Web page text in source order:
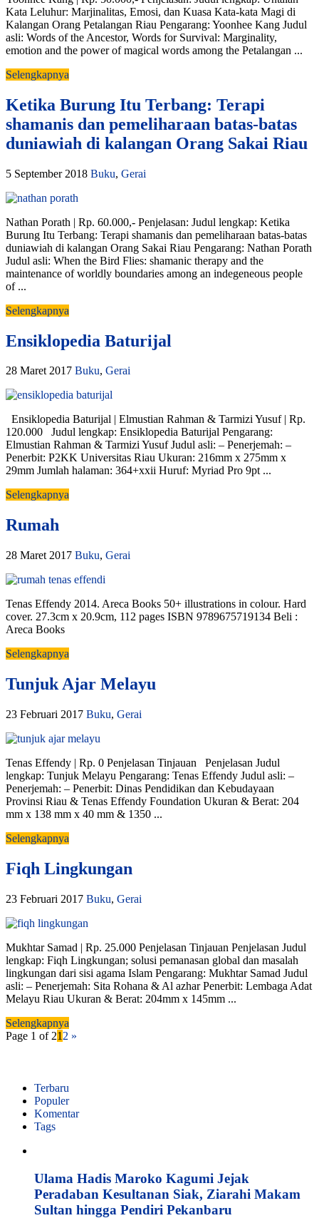
Kata Leluhur: Marjinalitas, Emosi, dan Kuasa Kata-kata Magi di
Kalangan Orang Petalangan Riau Pengarang: Yoonhee Kang Judul
asli: Words of the Ancestor, Words for Survival: Marginality,
emotion and the power of magical words among the Petalangan ...
Selengkapnya
Ketika Burung Itu Terbang: Terapi
shamanis dan pemeliharaan batas-batas
duniawiah di kalangan Orang Sakai Riau
5 September 2018 Buku, Gerai
Nathan Porath | Rp. 60.000,- Penjelasan: Judul lengkap: Ketika
Burung Itu Terbang: Terapi shamanis dan pemeliharaan batas-batas
duniawiah di kalangan Orang Sakai Riau Pengarang: Nathan Porath
Judul asli: When the Bird Flies: shamanic therapy and the
maintenance of worldly boundaries among an indegeneous people
of ...
Selengkapnya
Ensiklopedia Baturijal
28 Maret 2017 Buku, Gerai
Ensiklopedia Baturijal | Elmustian Rahman & Tarmizi Yusuf | Rp.
120.000 Judul lengkap: Ensiklopedia Baturijal Pengarang:
Elmustian Rahman & Tarmizi Yusuf Judul asli: – Penerjemah: –
Penerbit: P2KK Universitas Riau Ukuran: 216mm x 275mm x
29mm Jumlah halaman: 364+xxii Huruf: Myriad Pro 9pt ...
Selengkapnya
Rumah
28 Maret 2017 Buku, Gerai
Tenas Effendy 2014. Areca Books 50+ illustrations in colour. Hard
cover. 27.3cm x 20.9cm, 112 pages ISBN 9789675719134 Beli :
Areca Books
Selengkapnya
Tunjuk Ajar Melayu
23 Februari 2017 Buku, Gerai
Tenas Effendy | Rp. 0 Penjelasan Tinjauan Penjelasan Judul
lengkap: Tunjuk Melayu Pengarang: Tenas Effendy Judul asli: –
Penerjemah: – Penerbit: Dinas Pendidikan dan Kebudayaan
Provinsi Riau & Tenas Effendy Foundation Ukuran & Berat: 204
mm x 138 mm x 40 mm & 1350 ...
Selengkapnya
Fiqh Lingkungan
23 Februari 2017 Buku, Gerai
Mukhtar Samad | Rp. 25.000 Penjelasan Tinjauan Penjelasan Judul
lengkap: Fiqh Lingkungan; solusi pemanasan global dan masalah
lingkungan dari sisi agama Islam Pengarang: Mukhtar Samad Judul
asli: – Penerjemah: Sita Rohana & Al azhar Penerbit: Lembaga Adat
Melayu Riau Ukuran & Berat: 204mm x 145mm ...
Selengkapnya
Page 1 of 21 2 »
Terbaru
Populer
Komentar
Tags
Ulama Hadis Maroko Kagumi Jejak
Peradaban Kesultanan Siak, Ziarahi Makam
Sultan hingga Pendiri Pekanbaru